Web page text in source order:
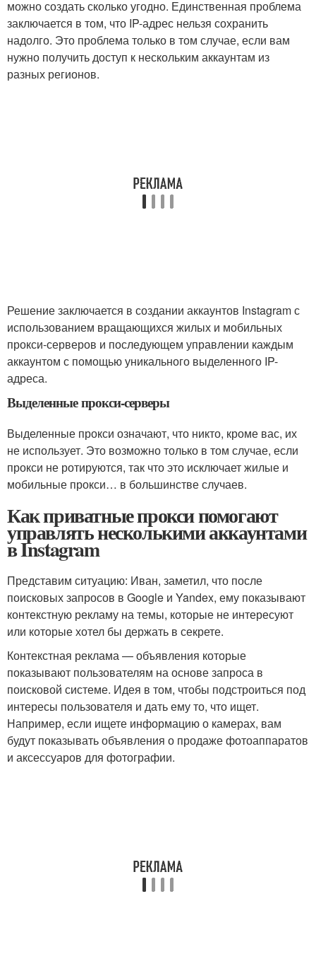
можно создать сколько угодно. Единственная проблема
заключается в том, что IP-адрес нельзя сохранить
надолго. Это проблема только в том случае, если вам
нужно получить доступ к нескольким аккаунтам из
разных регионов.
Решение заключается в создании аккаунтов Instagram с
использованием вращающихся жилых и мобильных
прокси-серверов и последующем управлении каждым
аккаунтом с помощью уникального выделенного IP-
адреса.
Выделенные прокси-серверы
Выделенные прокси означают, что никто, кроме вас, их
не использует. Это возможно только в том случае, если
прокси не ротируются, так что это исключает жилые и
мобильные прокси… в большинстве случаев.
Как приватные прокси помогают
управлять несколькими аккаунтами
в Instagram
Представим ситуацию: Иван, заметил, что после
поисковых запросов в Google и Yandex, ему показывают
контекстную рекламу на темы, которые не интересуют
или которые хотел бы держать в секрете.
Контекстная реклама — объявления которые
показывают пользователям на основе запроса в
поисковой системе. Идея в том, чтобы подстроиться под
интересы пользователя и дать ему то, что ищет.
Например, если ищете информацию о камерах, вам
будут показывать объявления о продаже фотоаппаратов
и аксессуаров для фотографии.